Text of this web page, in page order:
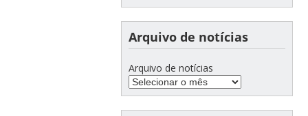
Arquivo de notícias
Arquivo de notícias